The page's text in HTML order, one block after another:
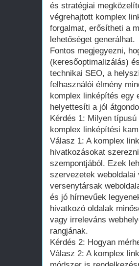
és stratégiai
végrehajtott komplex
forgalmat, erősítheti a
lehetőséget generálhat.
Fontos megjegyezni,
(keresőoptimalizálás)
technikai SEO, a
felhasználói élmény
komplex linképítés egy
helyettesíti a jól
Kérdés 1: Milyen
komplex linképítési
Válasz 1: A komplex
hivatkozásokat
szempontjából. Ezek
szervezetek
versenytársak
és jó hírnevűek
hivatkozó oldalak
vagy irreleváns
rangjának.
Kérdés 2: Hogyan
Válasz 2: A komplex